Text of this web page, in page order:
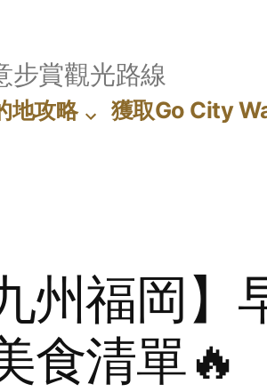
步賞觀光路線
地攻略 獲取Go City
州福岡】
食清單🔥